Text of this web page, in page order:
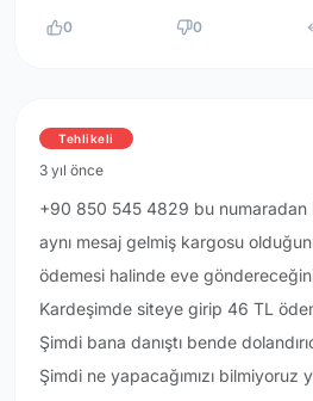
0 0
Tehlikeli
3 yıl önce
+90 850 545 4829 bu numaradan
aynı mesaj gelmiş kargosu
ödemesi halinde eve
Kardeşimde siteye girip 46 TL
Şimdi bana danıştı bende
Şimdi ne yapacağımızı bilmiyoruz